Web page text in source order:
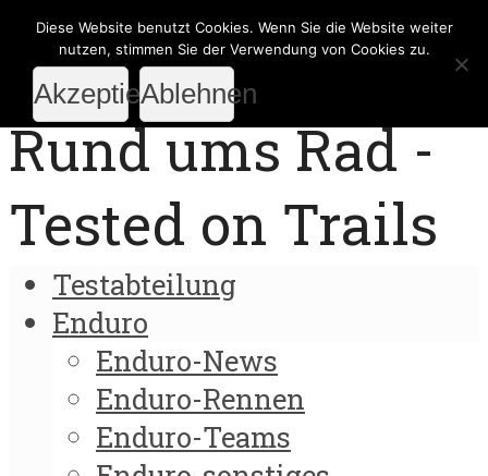
Rund ums Rad -
Tested on Trails
Testabteilung
Enduro
Enduro-News
Enduro-Rennen
Enduro-Teams
Diese Website benutzt Cookies. Wenn Sie die Website weiter
nutzen, stimmen Sie der Verwendung von Cookies zu.
AkzeptierenAblehnen